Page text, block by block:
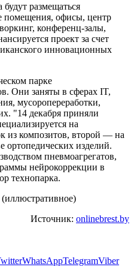
размещаться
помещения, офисы, центр
конференц-залы,
проект за счет
инновационных
парке
Они заняты в сферах IT,
мусоропереработки,
"14 декабря приняли
на
из композитов, второй — на
ортопедических изделий.
пневмоагрегатов,
нейрокоррекции в
технопарка.
Источник: onlinebrest.by
WhatsAppTelegramViber